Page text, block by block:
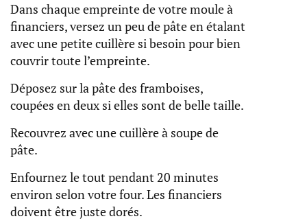
Dans chaque empreinte de votre moule à
financiers, versez un peu de pâte en étalant
avec une petite cuillère si besoin pour bien
couvrir toute l’empreinte.
Déposez sur la pâte des framboises,
coupées en deux si elles sont de belle taille.
Recouvrez avec une cuillère à soupe de
pâte.
Enfournez le tout pendant 20 minutes
environ selon votre four. Les financiers
doivent être juste dorés.